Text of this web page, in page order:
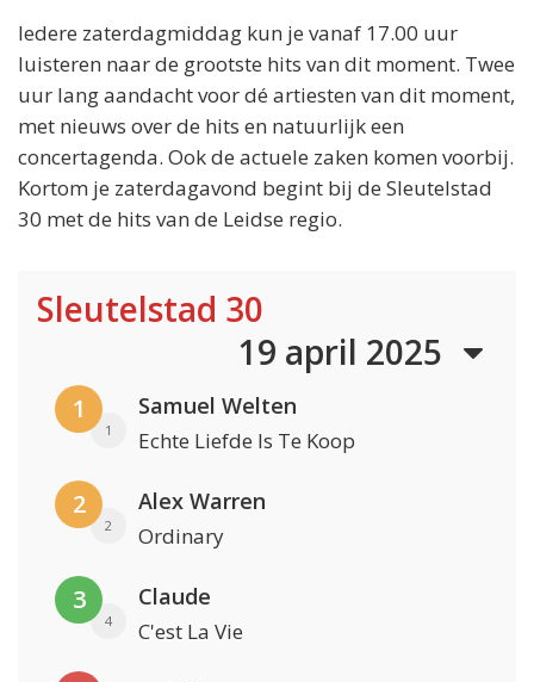
Iedere zaterdagmiddag kun je vanaf 17.00 uur
luisteren naar de grootste hits van dit moment. Twee
uur lang aandacht voor dé artiesten van dit moment,
met nieuws over de hits en natuurlijk een
concertagenda. Ook de actuele zaken komen voorbij.
Kortom je zaterdagavond begint bij de Sleutelstad
30 met de hits van de Leidse regio.
Sleutelstad 30
19 april 2025
1
1
Samuel Welten
Echte Liefde Is Te Koop
2
2
Alex Warren
Ordinary
3
4
Claude
C'est La Vie